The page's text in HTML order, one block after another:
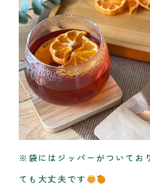
※袋にはジッパーがついてお
ても大丈夫です